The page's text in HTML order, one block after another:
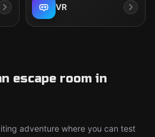
VR
escape room in
adventure where you can test